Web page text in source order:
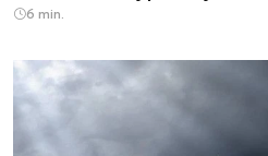
6 min.